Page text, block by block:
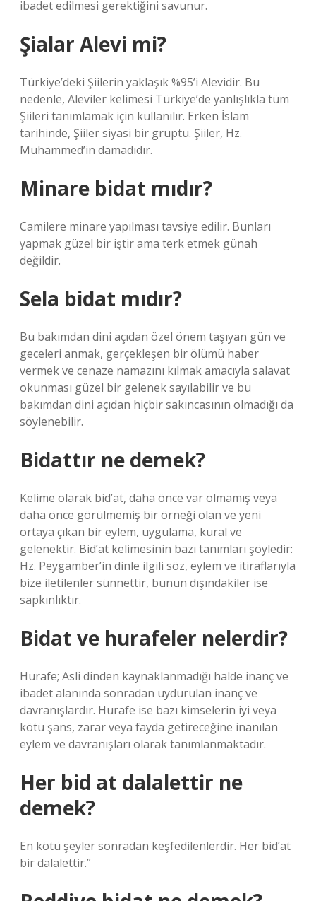
ibadet edilmesi gerektiğini savunur.
Şialar Alevi mi?
Türkiye’deki Şiilerin yaklaşık %95’i Alevidir. Bu
nedenle, Aleviler kelimesi Türkiye’de yanlışlıkla tüm
Şiileri tanımlamak için kullanılır. Erken İslam
tarihinde, Şiiler siyasi bir gruptu. Şiiler, Hz.
Muhammed’in damadıdır.
Minare bidat mıdır?
Camilere minare yapılması tavsiye edilir. Bunları
yapmak güzel bir iştir ama terk etmek günah
değildir.
Sela bidat mıdır?
Bu bakımdan dini açıdan özel önem taşıyan gün ve
geceleri anmak, gerçekleşen bir ölümü haber
vermek ve cenaze namazını kılmak amacıyla salavat
okunması güzel bir gelenek sayılabilir ve bu
bakımdan dini açıdan hiçbir sakıncasının olmadığı da
söylenebilir.
Bidattır ne demek?
Kelime olarak bid’at, daha önce var olmamış veya
daha önce görülmemiş bir örneği olan ve yeni
ortaya çıkan bir eylem, uygulama, kural ve
gelenektir. Bid’at kelimesinin bazı tanımları şöyledir:
Hz. Peygamber’in dinle ilgili söz, eylem ve itiraflarıyla
bize iletilenler sünnettir, bunun dışındakiler ise
sapkınlıktır.
Bidat ve hurafeler nelerdir?
Hurafe; Asli dinden kaynaklanmadığı halde inanç ve
ibadet alanında sonradan uydurulan inanç ve
davranışlardır. Hurafe ise bazı kimselerin iyi veya
kötü şans, zarar veya fayda getireceğine inanılan
eylem ve davranışları olarak tanımlanmaktadır.
Her bid at dalalettir ne
demek?
En kötü şeyler sonradan keşfedilenlerdir. Her bid’at
bir dalalettir.”